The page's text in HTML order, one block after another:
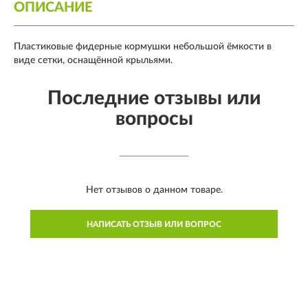
ОПИСАНИЕ
Пластиковые фидерные кормушки небольшой ёмкости в
виде сетки, оснащённой крыльями.
Последние отзывы или
вопросы
Нет отзывов о данном товаре.
НАПИСАТЬ ОТЗЫВ ИЛИ ВОПРОС